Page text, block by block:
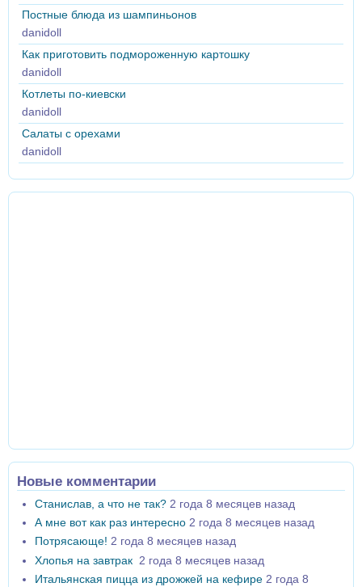
Постные блюда из шампиньонов
danidoll
Как приготовить подмороженную картошку
danidoll
Котлеты по-киевски
danidoll
Салаты с орехами
danidoll
Новые комментарии
Станислав, а что не так? 2 года 8 месяцев назад
А мне вот как раз интересно 2 года 8 месяцев назад
Потрясающе! 2 года 8 месяцев назад
Хлопья на завтрак 2 года 8 месяцев назад
Итальянская пицца из дрожжей на кефире 2 года 8